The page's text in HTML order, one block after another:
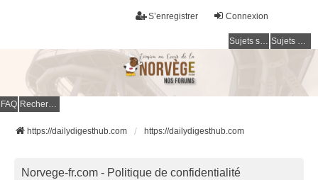
Connexion
S’enregistrer
Sujets sans réponse Sujets actifs
FAQ Rechercher
https://dailydigesthub.com https://dailydigesthub.com
Norvege-fr.com - Politique de confidentialité